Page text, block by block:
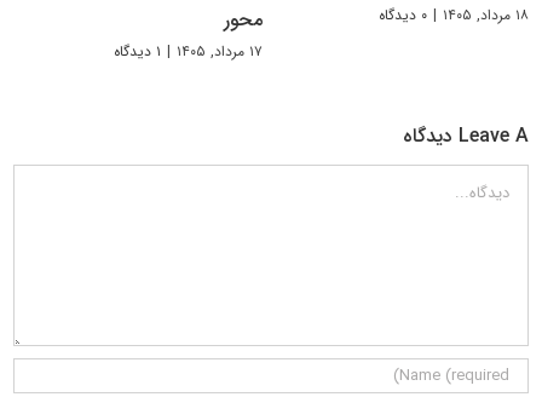
۱۸ مرداد, ۱۴۰۵ | ۰ دیدگاه
محور
۱۷ مرداد, ۱۴۰۵ | ۱ دیدگاه
Leave A دیدگاه
دیدگاه